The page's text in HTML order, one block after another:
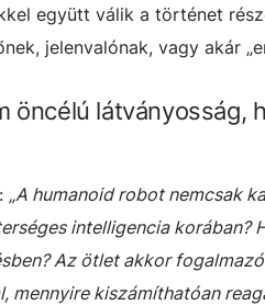
együtt válik a történet
jelenvalónak, vagy akár
öncélú látványosság,
„A humanoid robot nemcsak
intelligencia korában?
Az ötlet akkor
kiszámíthatóan